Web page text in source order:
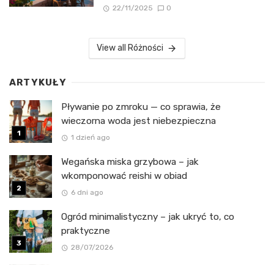
22/11/2025 0
View all Różności
ARTYKUŁY
Pływanie po zmroku — co sprawia, że
wieczorna woda jest niebezpieczna
1 dzień ago
Wegańska miska grzybowa – jak
wkomponować reishi w obiad
6 dni ago
Ogród minimalistyczny – jak ukryć to, co
praktyczne
28/07/2026